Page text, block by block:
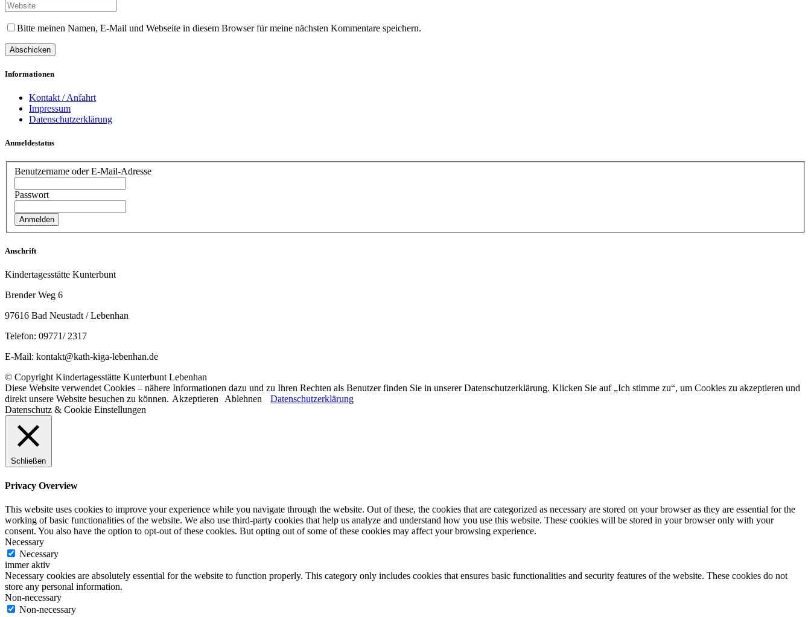
Bitte meinen Namen, E-Mail und Webseite in diesem Browser für meine nächsten Kommentare speichern.
Informationen
Kontakt / Anfahrt
Impressum
Datenschutzerklärung
Anmeldestatus
Benutzername oder E-Mail-Adresse
Passwort
Anschrift
Kindertagesstätte Kunterbunt
Brender Weg 6
97616 Bad Neustadt / Lebenhan
Telefon: 09771/ 2317
E-Mail: kontakt@kath-kiga-lebenhan.de
© Copyright Kindertagesstätte Kunterbunt Lebenhan
Diese Website verwendet Cookies – nähere Informationen dazu und zu Ihren Rechten als Benutzer finden Sie in unserer Datenschutzerklärung. Klicken Sie auf „Ich stimme zu“, um Cookies zu akzeptieren und
direkt unsere Website besuchen zu können. Akzeptieren Ablehnen
Datenschutzerklärung
Datenschutz & Cookie Einstellungen
Schließen
Privacy Overview
This website uses cookies to improve your experience while you navigate through the website. Out of these, the cookies that are categorized as necessary are stored on your browser as they are essential for the
working of basic functionalities of the website. We also use third-party cookies that help us analyze and understand how you use this website. These cookies will be stored in your browser only with your
consent. You also have the option to opt-out of these cookies. But opting out of some of these cookies may affect your browsing experience.
Necessary
Necessary
immer aktiv
Necessary cookies are absolutely essential for the website to function properly. This category only includes cookies that ensures basic functionalities and security features of the website. These cookies do not
store any personal information.
Non-necessary
Non-necessary